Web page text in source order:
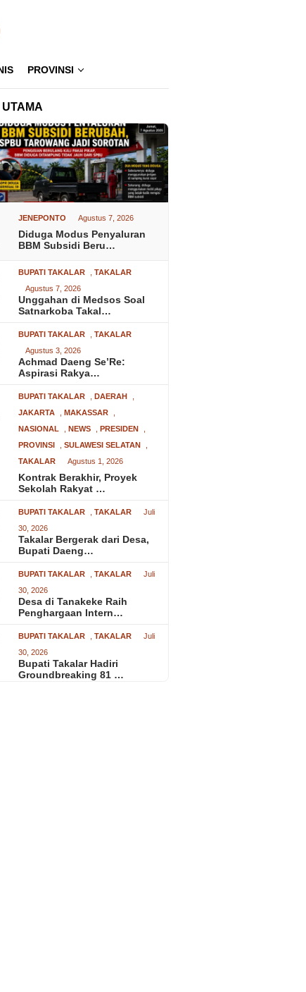
PROVINSI
UTAMA
JENEPONTO Agustus 7, 2026
Diduga Modus Penyaluran
BBM Subsidi Beru…
BUPATI TAKALAR ,TAKALAR
Agustus 7, 2026
Unggahan di Medsos Soal
Satnarkoba Takal…
BUPATI TAKALAR ,TAKALAR
Agustus 3, 2026
Achmad Daeng Se’Re:
Aspirasi Rakya…
BUPATI TAKALAR DAERAH
JAKARTA
MAKASSAR
NASIONAL
NEWS PRESIDEN
PROVINSI
,SULAWESI SELATAN
TAKALAR
Agustus 1, 2026
Kontrak Berakhir, Proyek
Sekolah Rakyat …
BUPATI TAKALAR ,TAKALAR
Juli
30, 2026
Takalar Bergerak dari Desa,
Bupati Daeng…
BUPATI TAKALAR ,TAKALAR
Juli
30, 2026
Desa di Tanakeke Raih
Penghargaan Intern…
BUPATI TAKALAR ,TAKALAR
Juli
30, 2026
Bupati Takalar Hadiri
Groundbreaking 81 …